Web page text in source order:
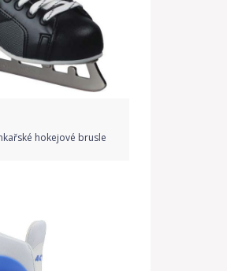
hokejové brusle
produktu